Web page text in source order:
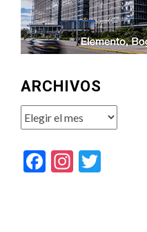
ARCHIVOS
Archivos
Facebook